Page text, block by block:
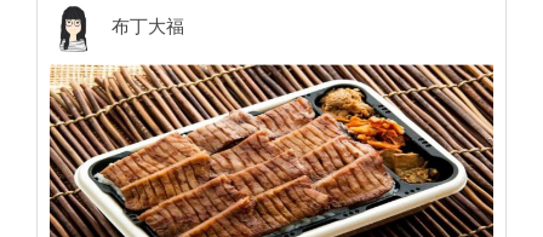
嫩多汁、炒煮入味的米澤牛，附上玉子燒、昆布捲、紅
蘿蔔煮物等配菜，再搭配當地特產米「Domannaka(ど
まん中)」製成Q彈飽滿的白飯，絕佳的滋味，令人難忘
～～～ 如果覺得山形不在行程規劃內，新杵屋牛丼便當
也有在JR東京站、上野站、大宮站等車站販售喔！ 下
回去關東旅遊，買一個試吃看看吧😋 🍱新杵屋・牛丼便
當🍱 價格：¥1250 （官網請點我） ⭐～～附近還有這裡
可以玩～～⭐ 【日本百大瀑布・滑川大瀑布】 瀑布高度
布丁大福